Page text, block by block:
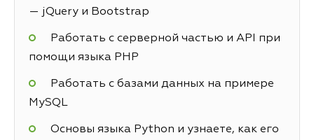
— jQuery и Bootstrap
Работать с серверной частью и API при
помощи языка PHP
Работать с базами данных на примере
MySQL
Основы языка Python и узнаете, как его